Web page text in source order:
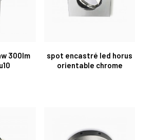
300lm
spot encastré led horus
orientable chrome